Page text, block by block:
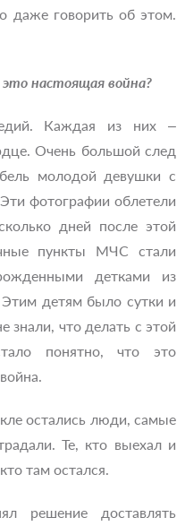
даже говорить об этом.
настоящая война?
Каждая из них –
Очень большой след
молодой девушки с
фотографии облетели
дней после этой
пункты МЧС стали
детками из
детям было сутки и
знали, что делать с этой
понятно, что это
остались люди, самые
Те, кто выехал и
там остался.
решение доставлять